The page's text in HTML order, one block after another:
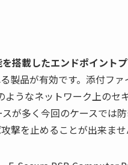
搭載したエンドポイント
製品が有効です。添付フ
ようなネットワーク上のセ
が多く今回のケースでは
撃を止めることが出来ませ